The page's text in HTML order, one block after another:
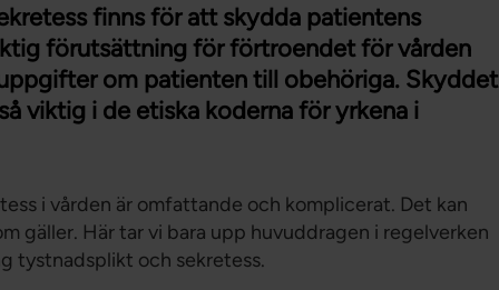
finns för att skydda patientens
förutsättning för förtroendet för vården
om patienten till obehöriga. Skyddet
viktig i de etiska koderna för yrkena i
i vården är omfattande och komplicerat. Det kan
gäller. Här tar vi bara upp huvuddragen i regelverken
tystnadsplikt och sekretess.